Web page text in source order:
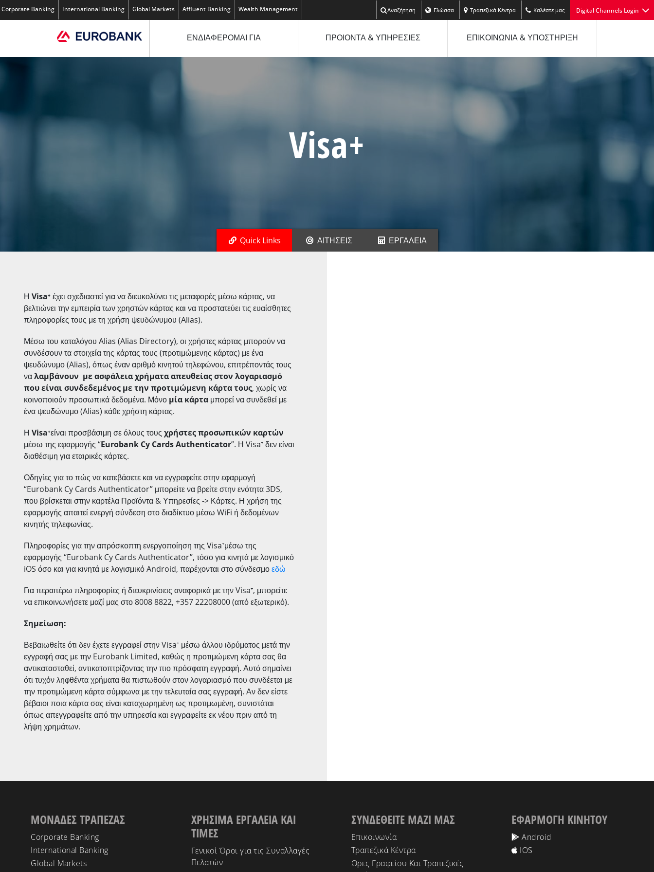
Corporate Banking International Banking Global Markets Affluent Banking Wealth Management Αναζήτηση Γλώσσα Τραπεζικά Κέντρα Kαλέστε μας Digital Channels Login
ΕΝΔΙΑΦΕΡΟΜΑΙ ΓΙΑ ΠΡΟΙΟΝΤΑ & ΥΠΗΡΕΣΙΕΣ ΕΠΙΚΟΙΝΩΝΙΑ & ΥΠΟΣΤΗΡΙΞΗ
Visa+
Quick Links ΑΙΤΗΣΕΙΣ ΕΡΓΑΛΕΙΑ
ΗVisa⁺έχει σχεδιαστεί για να διευκολύνει τις μεταφορές μέσω κάρτας, να
βελτιώνει την εμπειρία των χρηστών κάρτας και να προστατεύει τις ευαίσθητες
πληροφορίες τους με τη χρήση ψευδώνυμου (Alias).
Μέσω του καταλόγου Alias (Alias Directory), οι χρήστες κάρτας μπορούν να
συνδέσουν τα στοιχεία της κάρτας τους (προτιμώμενης κάρτας) με ένα
ψευδώνυμο (Alias), όπως έναν αριθμό κινητού τηλεφώνου, επιτρέποντάς τους
ναλαμβάνουν με ασφάλεια χρήματααπευθείας στον λογαριασμό
που είναι συνδεδεμένος με την προτιμώμενη κάρτα τους, χωρίς να
κοινοποιούν προσωπικά δεδομένα. Μόνο μία κάρτα μπορεί να συνδεθεί με
ένα ψευδώνυμο (Alias) κάθε χρήστη κάρτας.
ΗVisa⁺είναι προσβάσιμη σε όλους τουςχρήστες προσωπικών καρτών
μέσω της εφαρμογής “Eurobank Cy CardsAuthenticator”. Η Visa⁺ δεν είναι
διαθέσιμη για εταιρικές κάρτες.
Οδηγίες για το πώς να κατεβάσετε και να εγγραφείτε στην εφαρμογή
“Eurobank Cy Cards Authenticator” μπορείτε να βρείτε στην ενότητα 3DS,
που βρίσκεται στην καρτέλα Προϊόντα & Υπηρεσίες -> Κάρτες. Η χρήση της
εφαρμογής απαιτεί ενεργή σύνδεση στο διαδίκτυο μέσω WiFi ή δεδομένων
κινητής τηλεφωνίας.
Πληροφορίες για την απρόσκοπτη ενεργοποίηση της Visa⁺μέσω της
εφαρμογής “Eurobank Cy Cards Authenticator”, τόσο για κινητά με λογισμικό
iOS όσο και για κινητά με λογισμικό Android, παρέχονται στο σύνδεσμοεδώ
Για περαιτέρω πληροφορίες ή διευκρινίσεις αναφορικά με την Visa⁺, μπορείτε
να επικοινωνήσετε μαζί μας στο 8008 8822, +357 22208000 (από εξωτερικό).
Σημείωση:
Βεβαιωθείτε ότι δεν έχετε εγγραφεί στην Visa⁺ μέσω άλλου ιδρύματος μετά την
εγγραφή σας με την Eurobank Limited, καθώς η προτιμώμενη κάρτα σας θα
αντικατασταθεί, αντικατοπτρίζοντας την πιο πρόσφατη εγγραφή. Αυτό σημαίνει
ότι τυχόν ληφθέντα χρήματα θα πιστωθούν στον λογαριασμό που συνδέεται με
την προτιμώμενη κάρτα σύμφωνα με την τελευταία σας εγγραφή. Αν δεν είστε
βέβαιοι ποια κάρτα σας είναι καταχωρημένη ως προτιμωμένη, συνιστάται
όπως απεγγραφείτε από την υπηρεσία και εγγραφείτε εκ νέου πριν από τη
λήψη χρημάτων.
ΜΟΝΑΔΕΣ ΤΡΑΠΕΖΑΣ
Corporate Banking
International Banking
Global Markets
ΧΡΗΣΙΜΑ ΕΡΓΑΛΕΙΑ ΚΑΙ
ΤΙΜΕΣ
Γενικοί Όροι για τις Συναλλαγές
Πελατών
ΣΥΝΔΕΘΕΙΤΕ ΜΑΖΙ ΜΑΣ
Επικοινωνία
Τραπεζικά Κέντρα
Ωρες Γραφείου Και Τραπεζικές
ΕΦΑΡΜΟΓΗ ΚΙΝΗΤΟΥ
Android
IOS